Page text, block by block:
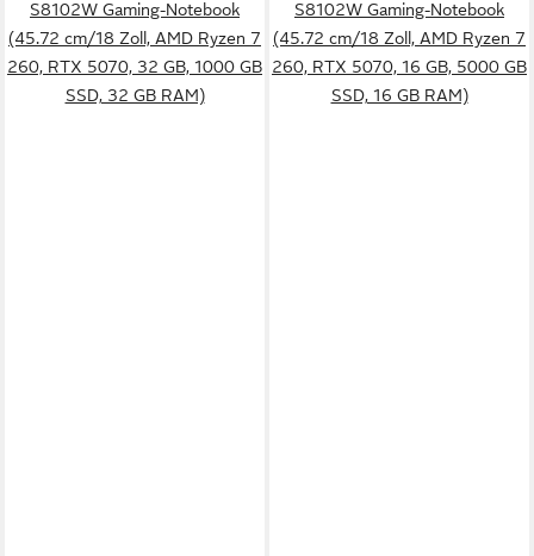
S8102W Gaming-Notebook
(45.72 cm/18 Zoll, AMD Ryzen 7
260, RTX 5070, 32 GB, 1000 GB
SSD, 32 GB RAM)
S8102W Gaming-Notebook
(45.72 cm/18 Zoll, AMD Ryzen 7
260, RTX 5070, 16 GB, 5000 GB
SSD, 16 GB RAM)